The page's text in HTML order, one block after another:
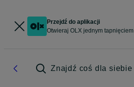
Przejdź do aplikacji
Otwieraj OLX jednym tapnięciem
Znajdź coś dla siebie